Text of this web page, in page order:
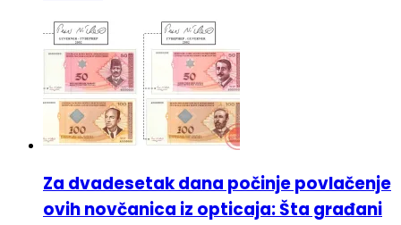
Za dvadesetak dana počinje povlačenje
ovih novčanica iz opticaja: Šta građani
trebaju uraditi?